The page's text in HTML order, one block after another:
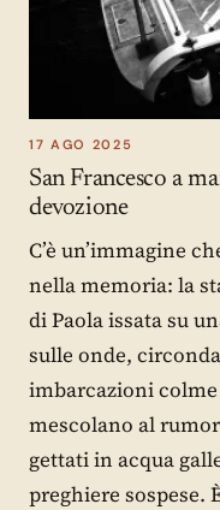
17 AGO 2025
San Francesco a
devozione
C’è un’immagine
nella memoria: la
di Paola issata su
sulle onde,
imbarcazioni
mescolano al
gettati in acqua
preghiere sospese.